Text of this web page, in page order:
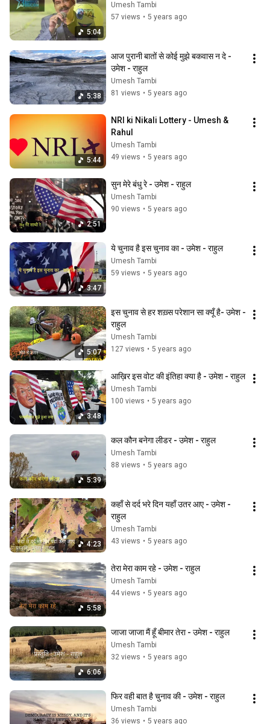
5:04
Umesh Tambi
57 views • 5 years ago
5:38
आज पुरानी बातों से कोई मुझे बकवास न दे -
उमेश - राहुल
Umesh Tambi
81 views • 5 years ago
5:44
NRI ki Nikali Lottery - Umesh &
Rahul
Umesh Tambi
49 views • 5 years ago
2:51
सुन मेरे बंधु रे - उमेश - राहुल
Umesh Tambi
90 views • 5 years ago
3:47
ये चुनाव है इस चुनाव का - उमेश - राहुल
Umesh Tambi
59 views • 5 years ago
5:07
इस चुनाव से हर शख़्स परेशान सा क्यूँ है- उमेश -
राहुल
Umesh Tambi
127 views • 5 years ago
3:48
आख़िर इस वोट की इंतिहा क्या है - उमेश - राहुल
Umesh Tambi
100 views • 5 years ago
5:39
कल कौन बनेगा लीडर - उमेश - राहुल
Umesh Tambi
88 views • 5 years ago
4:23
कहाँ से दर्द भरे दिन यहाँ उतर आए - उमेश -
राहुल
Umesh Tambi
43 views • 5 years ago
5:58
तेरा मेरा काम रहे - उमेश - राहुल
Umesh Tambi
44 views • 5 years ago
6:06
जाजा जाजा मैं हूँ बीमार तेरा - उमेश - राहुल
Umesh Tambi
32 views • 5 years ago
फिर वही बात है चुनाव की - उमेश - राहुल
Umesh Tambi
36 views • 5 years ago